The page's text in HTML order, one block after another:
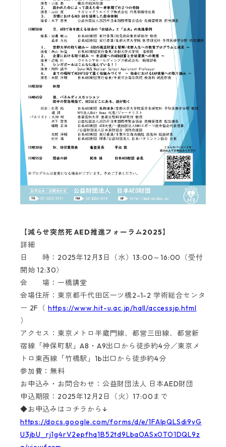
【減らせ突然死 AED推進フォーラム2025】
詳細
日 時：2025年12月3日（水）13:00～16:00（受付
開始 12:30）
会 場：一橋講堂
会場住所：東京都千代田区一ツ橋2-1-2 学術総合センタ
ー 2F（ https://www.hit-u.ac.jp/hall/accessjp.html
）
アクセス：東京メトロ半蔵門線、都営三田線、都営新
宿線「神保町駅」A8・A9出口から徒歩約4分／東京メ
トロ東西線「竹橋駅」1b出口から徒歩約4分
参加費：無料
お申込み・お問合わせ：公益財団法人 日本AED財団
申込期限：2025年12月2日（火）17:00まで
◆お申込みはコチラから↓
https://docs.google.com/forms/d/e/1FAIpQLSdi9yG
U3jbU_rj1g4rV2epfhq1B52td9LbaOASx0TO1DQL9z